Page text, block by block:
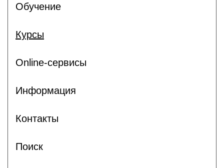
Обучение
Курсы
Online-сервисы
Информация
Контакты
Поиск